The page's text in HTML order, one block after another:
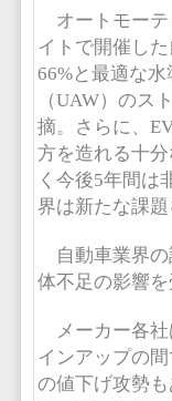
オートモーテ
イトで開催し
66%と最適な
（UAW）のス
摘。さらに、
方を造れる十
く今後5年間は
界は新たな課
自動車業界の
体不足の影響
メーカー各社
インアップの
の値下げ攻勢